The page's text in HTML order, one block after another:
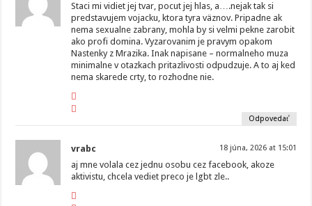
Staci mi vidiet jej tvar, pocut jej hlas, a….nejak tak si
predstavujem vojacku, ktora tyra väznov. Pripadne ak
nema sexualne zabrany, mohla by si velmi pekne zarobit
ako profi domina. Vyzarovanim je pravym opakom
Nastenky z Mrazika. Inak napisane – normalneho muza
minimalne v otazkach pritazlivosti odpudzuje. A to aj ked
nema skarede crty, to rozhodne nie.
Odpovedať
vrabc 18 júna, 2026 at 15:01
aj mne volala cez jednu osobu cez facebook, akoze
aktivistu, chcela vediet preco je lgbt zle..